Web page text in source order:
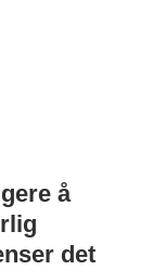
å
det